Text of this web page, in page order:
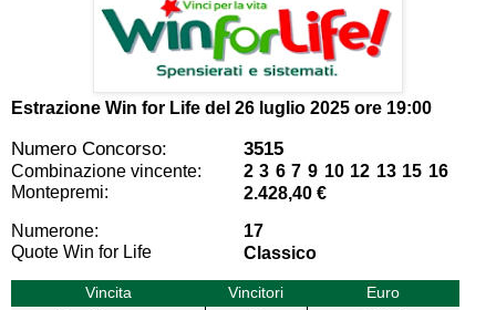
Estrazione Win for Life del 26 luglio 2025 ore 19:00
Numero Concorso: 3515
Combinazione vincente:
2 3 6 7 9 10 12 13 15 16
Montepremi:
2.428,40 €
Numerone:
17
Quote Win for Life
Classico
Vincita Vincitori
Euro